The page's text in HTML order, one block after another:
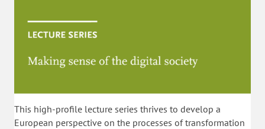
This high-profile lecture series thrives to develop a
European perspective on the processes of transformation